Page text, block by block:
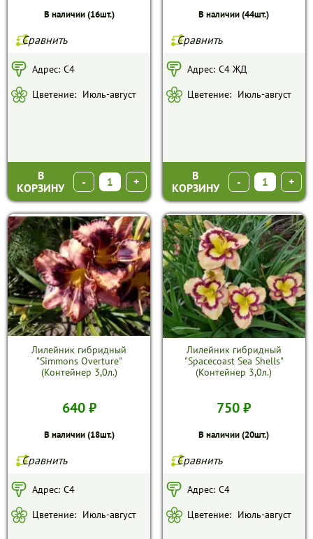
В наличии (16шт.)
Сравнить
Адрес: С4
Цветение: Июль-август
В
КОРЗИНУ
- +
В наличии (44шт.)
Сравнить
Адрес: С4 ЖД
Цветение: Июль-август
В
КОРЗИНУ
- +
Лилейник гибридный
"Simmons Overture"
(Контейнер 3,0л.)
640 ₽
В наличии (18шт.)
Сравнить
Адрес: С4
Цветение: Июль-август
Лилейник гибридный
"Spacecoast Sea Shells"
(Контейнер 3,0л.)
750 ₽
В наличии (20шт.)
Сравнить
Адрес: С4
Цветение: Июль-август